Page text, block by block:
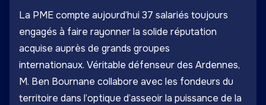
La PME compte aujourd’hui 37 salariés toujours
engagés à faire rayonner la solide réputation
acquise auprès de grands groupes
internationaux. Véritable défenseur des Ardennes,
M. Ben Bournane collabore avec les fondeurs du
territoire dans l’optique d’asseoir la puissance de la